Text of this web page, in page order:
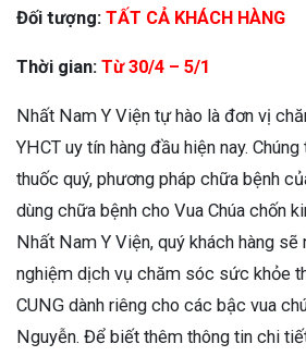
Đối tượng: TẤT CẢ KHÁCH HÀNG
Thời gian: Từ 30/4 – 5/1
Nhất Nam Y Viện tự hào là đơn vị
YHCT uy tín hàng đầu hiện nay.
thuốc quý, phương pháp chữa bệnh
dùng chữa bệnh cho Vua Chúa chốn
Nhất Nam Y Viện, quý khách hàng
nghiệm dịch vụ chăm sóc sức khỏe
CUNG dành riêng cho các bậc vua
Nguyễn. Để biết thêm thông tin chi